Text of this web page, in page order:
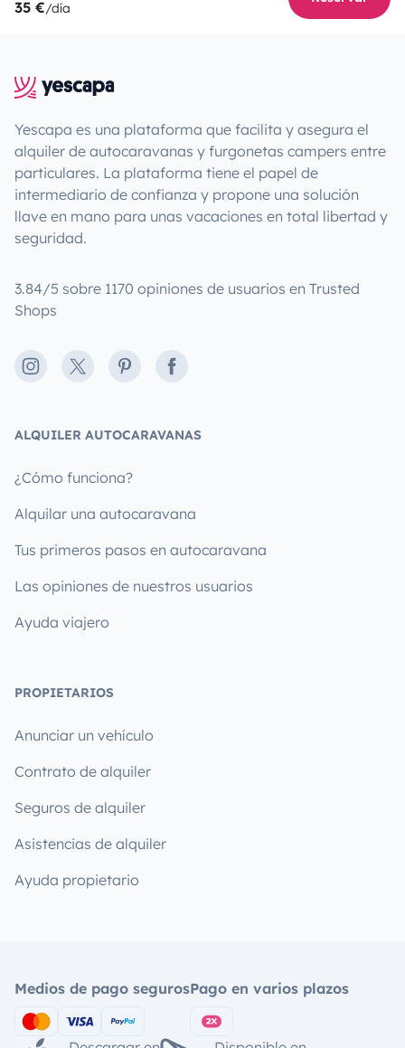
35 €/día
Yescapa es una plataforma que facilita y asegura el
alquiler de autocaravanas y furgonetas campers entre
particulares. La plataforma tiene el papel de
intermediario de confianza y propone una solución
llave en mano para unas vacaciones en total libertad y
seguridad.
3.84/5 sobre 1170 opiniones de usuarios en Trusted
Shops
Instagram
X PinterestFacebook
ALQUILER AUTOCARAVANAS
¿Cómo funciona?
Alquilar una autocaravana
Tus primeros pasos en autocaravana
Las opiniones de nuestros usuarios
Ayuda viajero
PROPIETARIOS
Anunciar un vehículo
Contrato de alquiler
Seguros de alquiler
Asistencias de alquiler
Ayuda propietario
Medios de pago segurosPago en varios plazos